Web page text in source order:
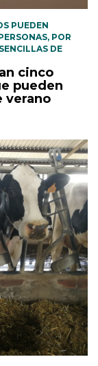
PUEDEN
POR
DE
cinco
pueden
verano